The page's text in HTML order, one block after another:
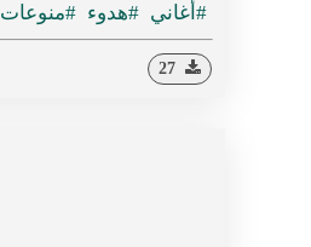
#أغاني #هدوء #منوعات